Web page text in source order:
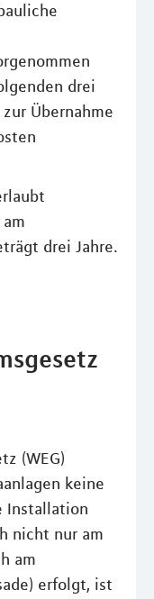
drei
Übernahme
drei Jahre.
(WEG)
keine
Installation
nicht nur am
am
erfolgt, ist